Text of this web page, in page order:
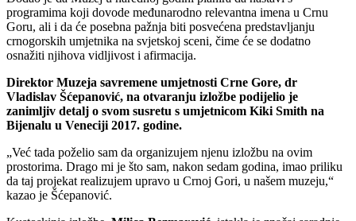
programima koji dovode međunarodno relevantna imena u Crnu
Goru, ali i da će posebna pažnja biti posvećena predstavljanju
crnogorskih umjetnika na svjetskoj sceni, čime će se dodatno
osnažiti njihova vidljivost i afirmacija.
Direktor Muzeja savremene umjetnosti Crne Gore, dr
Vladislav Šćepanović, na otvaranju izložbe podijelio je
zanimljiv detalj o svom susretu s umjetnicom Kiki Smith na
Bijenalu u Veneciji 2017. godine.
„Već tada poželio sam da organizujem njenu izložbu na ovim
prostorima. Drago mi je što sam, nakon sedam godina, imao priliku
da taj projekat realizujem upravo u Crnoj Gori, u našem muzeju,“
kazao je Šćepanović.